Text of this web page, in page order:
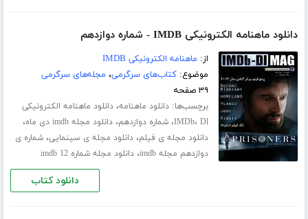
دانلود ماهنامه الکترونیکی IMDB - شماره دوازدهم
از: ماهنامه الکترونیکی IMDB
موضوع:کتاب‌های سرگرمی، مجله‌های سرگرمی
۳۹ صفحه
برچسب‌ها:دانلود ماهنامه،دانلود ماهنامه الکترونیکی
IMDb، Dl ،شماره دوازدهم،دانلود مجله imdb دی ماه ،
دانلود مجله ی فیلم،دانلود مجله ی سینمایی،شماره ی
دوازدهم مجله imdb
،دانلود مجله شماره 12 imdb
دانلود کتاب